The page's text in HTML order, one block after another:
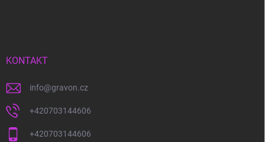
KONTAKT
info@gravon.cz
+420703144606
+420703144606